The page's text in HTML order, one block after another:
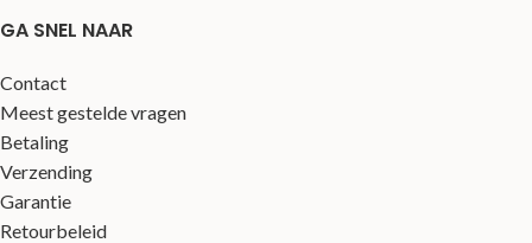
GA SNEL NAAR
Contact
Meest gestelde vragen
Betaling
Verzending
Garantie
Retourbeleid